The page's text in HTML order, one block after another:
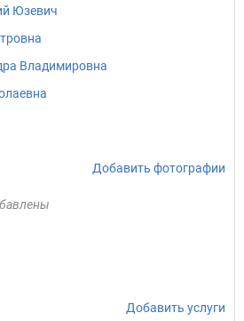
Юзевич
Владимировна
Добавить фотографии
Добавить услуги